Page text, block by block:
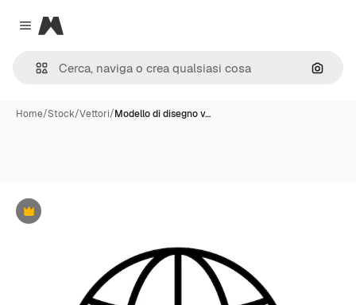
Close menu
Magnific
Cerca
Home/Stock/Vettori/Modello di disegno v…
Premium